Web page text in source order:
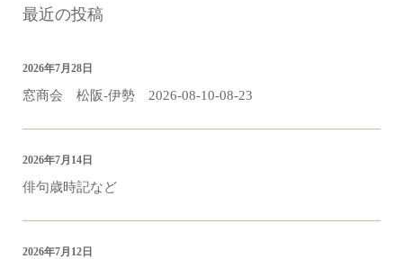
最近の投稿
窓商会 松阪-伊勢 2026-08-10-08-23
2026年7月28日
俳句歳時記など
2026年7月14日
2026年7月12日